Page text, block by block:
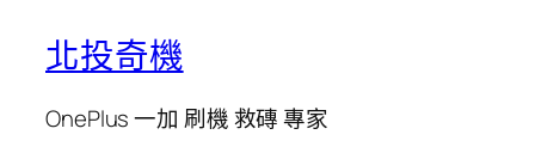
北投奇機
OnePlus 一加 刷機 救磚 專家